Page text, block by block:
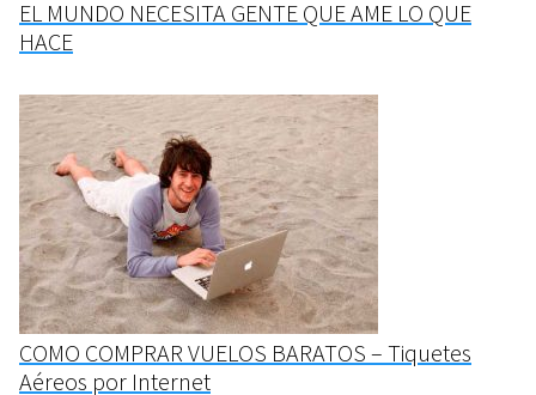
EL MUNDO NECESITA GENTE QUE AME LO QUE
HACE
COMO COMPRAR VUELOS BARATOS – Tiquetes
Aéreos por Internet